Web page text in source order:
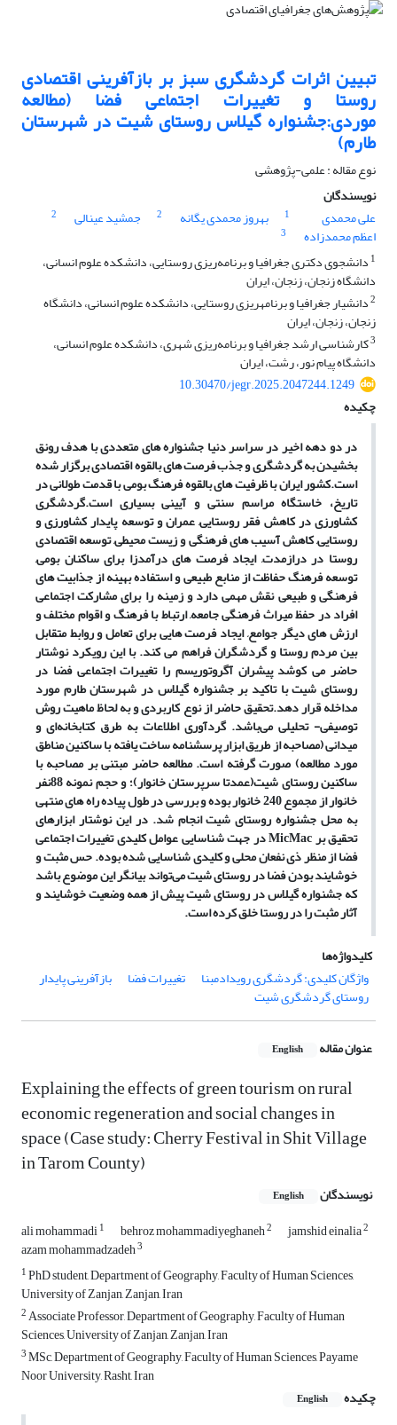
تبیین اثرات گردشگری سبز بر بازآفرینی اقتصادی
روستا و تغییرات اجتماعی فضا (مطالعه
موردی:جشنواره گیلاس روستای شیت در شهرستان
طارم)
نوع مقاله : علمی-پژوهشی
نویسندگان
علی محمدی
1 بهروز محمدی یگانه 2 جمشید عینالی 2
اعظم محمدزاده
3
1 دانشجوی دکتری جغرافیا و برنامه‌ریزی روستایی، دانشکده علوم انسانی،
دانشگاه زنجان، زنجان، ایران
2دانشیار جغرافیا و برنامهریزی روستایی، دانشکده علوم انسانی، دانشگاه
زنجان، زنجان، ایران
3کارشناسی ارشد جغرافیا و برنامه‌ریزی شهری، دانشکده علوم انسانی،
دانشگاه پیام نور، رشت، ایران
10.30470/jegr.2025.2047244.1249
چکیده
در دو دهه اخیر در سراسر دنیا جشنواره های متعددی با هدف رونق
بخشیدن به گردشگری و جذب فرصت های بالقوه اقتصادی برگزار شده
است.کشور ایران با ظرفیت های بالقوه فرهنگ بومی با قدمت طولانی در
تاریخ، خاستگاه مراسم سنتی و آیینی بسیاری است.گردشگری
کشاورزی در کاهش فقر روستایی, عمران و توسعه پایدار کشاورزی و
روستایی, کاهش آسیب های فرهنگی و زیست محیطی, توسعه اقتصادی
روستا در درازمدت, ایجاد فرصت های درآمدزا برای ساکنان بومی,
توسعه فرهنگ حفاظت از منابع طبیعی و استفاده بهینه از جذابیت های
فرهنگی و طبیعی نقش مهمی دارد و زمینه را برای مشارکت اجتماعی
افراد در حفظ میراث فرهنگی جامعه, ارتباط با فرهنگ و اقوام مختلف و
ارزش های دیگر جوامع, ایجاد فرصت هایی برای تعامل و روابط متقابل
بین مردم روستا و گردشگران فراهم می کند. با این رویکرد نوشتار
حاضر می کوشد پیشران آگروتوریسم را تغییرات اجتماعی فضا در
روستای شیت با تاکید بر جشنواره گیلاس در شهرستان طارم مورد
مداخله قرار دهد.تحقیق حاضر از نوع کاربردی و به لحاظ ماهیت روش
توصیفی- تحلیلی می‌باشد. گردآوری اطلاعات به طرق کتابخانه‌ای و
میدانی (مصاحبه از طریق ابزار پرسشنامه ساخت یافته با ساکنین مناطق
مورد مطالعه) صورت گرفته است. مطالعه حاضر مبتنی بر مصاحبه با
ساکنین روستای شیت(عمدتا سرپرستان خانوار)؛ و حجم نمونه 88نفر
خانوار از مجموع 240 خانوار بوده و بررسی در طول پیاده راه های منتهی
به محل جشنواره روستای شیت انجام شد. در این نوشتار ابزارهای
تحقیق برMicMacدر جهت شناسایی عوامل کلیدی تغییرات اجتماعی
فضا از منظر ذی نفعان محلی و کلیدی شناسایی شده بوده. حس مثبت و
خوشایند بودن فضا در روستای شیت می‌تواند بیانگر این موضوع باشد
که جشنواره گیلاس در روستای شیت پیش از همه وضعیت خوشایند و
آثار مثبت را در روستا خلق کرده است.
کلیدواژه‌ها
واژگان کلیدی: گردشگری رویدادمبنا
تغییرات فضا بازآفرینی پایدار
روستای گردشگری شیت
عنوان مقاله English
Explaining the effects of green tourism on rural
economic regeneration and social changes in
space (Case study: Cherry Festival in Shit Village
in Tarom County)
نویسندگان English
ali mohammadi1 behroz mohammadiyeghaneh2 jamshid einalia2
azam mohammadzadeh3
1PhD student, Department of Geography, Faculty of Human Sciences,
University of Zanjan, Zanjan, Iran
2Associate Professor, Department of Geography, Faculty of Human
Sciences, University of Zanjan, Zanjan, Iran
3MSc, Department of Geography, Faculty of Human Sciences, Payame
Noor University, Rasht, Iran
چکیده
English